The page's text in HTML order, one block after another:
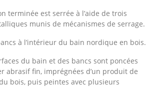
terminée est serrée à l’aide de trois
munis de mécanismes de serrage.
à l’intérieur du bain nordique en bois.
du bain et des bancs sont poncées
abrasif fin, imprégnées d’un produit de
bois, puis peintes avec plusieurs